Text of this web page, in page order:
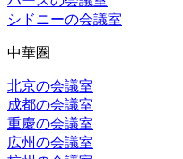
シドニーの会議室
中華圏
北京の会議室
成都の会議室
重慶の会議室
広州の会議室